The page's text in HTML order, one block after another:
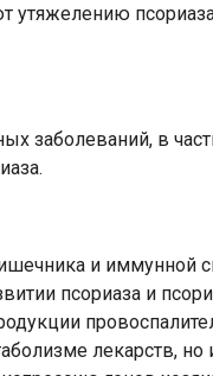
утяжелению
заболеваний, в
и иммунной
псориаза и
лекарств,